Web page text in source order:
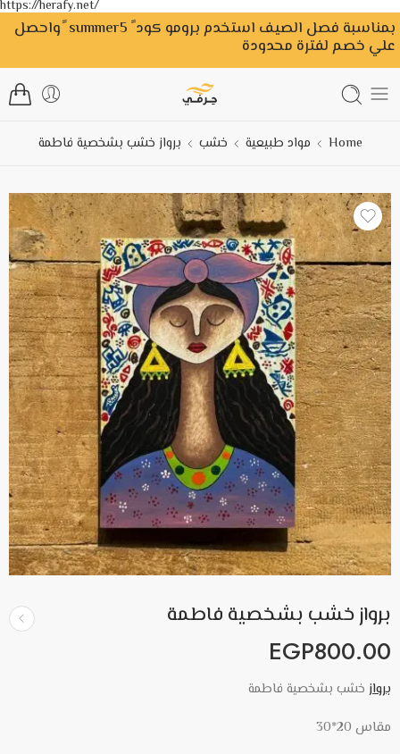
https://herafy.net/
بمناسبة فصل الصيف استخدم برومو كود ً summer5 ًواحصل
علي خصم لفترة محدودة
Home مواد طبيعية خشب برواز خشب بشخصية فاطمة
برواز خشب بشخصية فاطمة
EGP800.00
برواز خشب بشخصية فاطمة
مقاس 20*30